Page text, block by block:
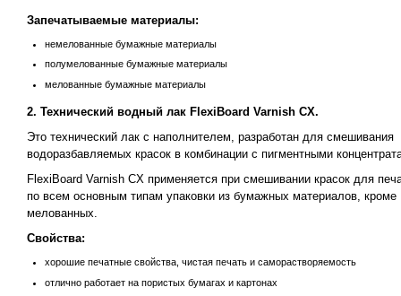
Запечатываемые материалы:
немелованные бумажные материалы
полумелованные бумажные материалы
мелованные бумажные материалы
2. Технический водный лак FlexiBoard Varnish CX.
Это технический лак c наполнителем, разработан для смешивания
водоразбавляемых красок в комбинации с пигментными
FlexiBoard Varnish CX применяется при смешивании красок для
по всем основным типам упаковки из бумажных материалов, кроме
мелованных.
Свойства:
хорошие печатные свойства, чистая печать и саморастворяемость
отлично работает на пористых бумагах и картонах